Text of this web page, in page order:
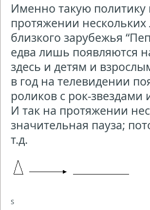
Именно такую
протяжении
близкого зарубежья
едва лишь появляются
здесь и детям и
в год на телевидении
роликов с рок-
И так на протяжении
значительная пауза;
т.д.
S